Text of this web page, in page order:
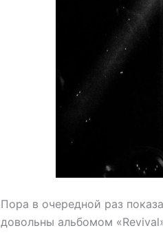
Пора в очередной раз
довольны альбомом